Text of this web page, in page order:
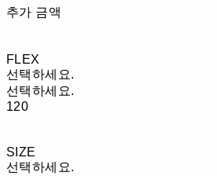
추가 금액
FLEX
선택하세요.
선택하세요.
120
SIZE
선택하세요.